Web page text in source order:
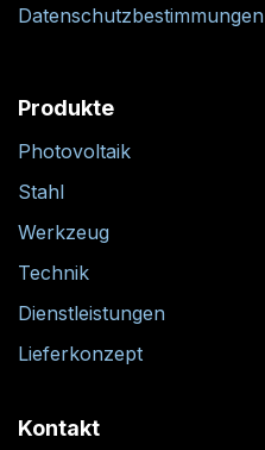
Datenschutzbestimmungen
Produkte
Photovoltaik
Stahl
Werkzeug
Technik
Dienstleistungen
Lieferkonzept
Kontakt